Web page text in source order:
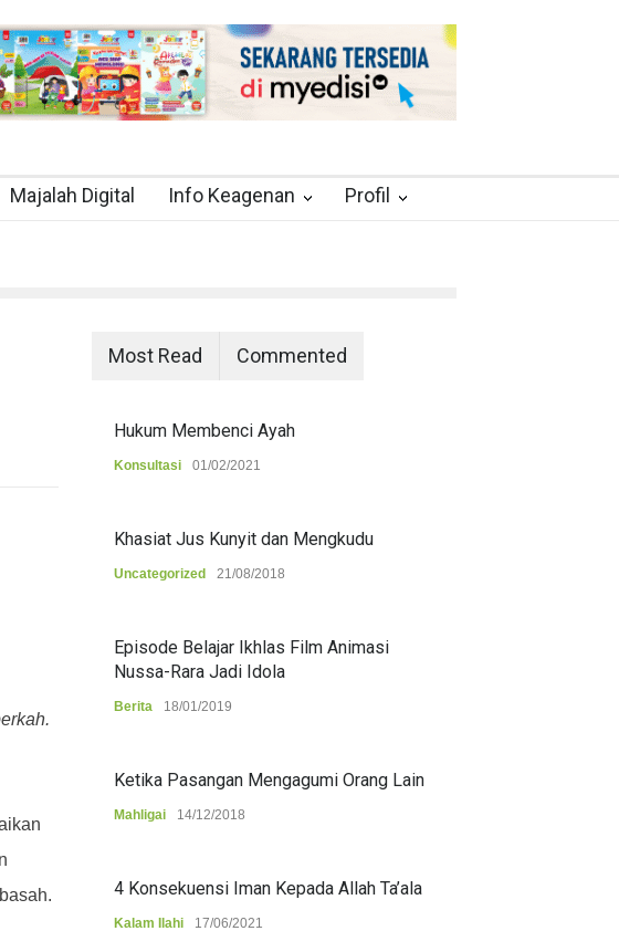
Majalah Digital Info Keagenan Profil
Most Read Commented
Hukum Membenci Ayah
Konsultasi 01/02/2021
Khasiat Jus Kunyit dan Mengkudu
Uncategorized 21/08/2018
Episode Belajar Ikhlas Film Animasi
Nussa-Rara Jadi Idola
Berita 18/01/2019
Ketika Pasangan Mengagumi Orang Lain
Mahligai 14/12/2018
4 Konsekuensi Iman Kepada Allah Ta’ala
Kalam Ilahi 17/06/2021